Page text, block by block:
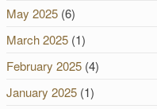
May 2025(6)
March 2025(1)
February 2025(4)
January 2025(1)